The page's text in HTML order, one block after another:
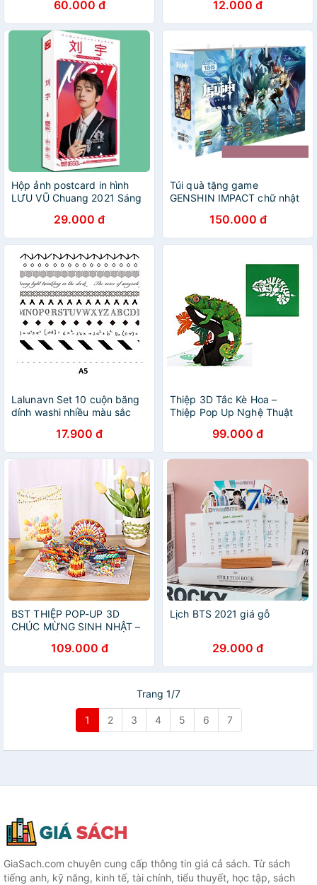
60.000 đ 12.000 đ
Hộp ảnh postcard in hình
LƯU VŨ Chuang 2021 Sáng
29.000 đ
Túi quà tặng game
GENSHIN IMPACT chữ nhật
postcard bookmark banner
độc đáo
150.000 đ
Lalunavn Set 10 cuộn băng
dính washi nhiều màu sắc
scrapbook/album độc đáo
17.900 đ
Thiệp 3D Tắc Kè Hoa –
Thiệp Pop Up Nghệ Thuật
99.000 đ
BST THIỆP POP-UP 3D
CHÚC MỪNG SINH NHẬT –
MỌI LỨA TUỔI109.000 đ
Lịch BTS 2021 giá gỗ
29.000 đ
Trang 1/7
1 2 3 4 5 6 7
GiaSach.com chuyên cung cấp thông tin giá cả sách. Từ sách
tiếng anh, kỹ năng, kinh tế, tài chính, tiểu thuyết, học tập, sách